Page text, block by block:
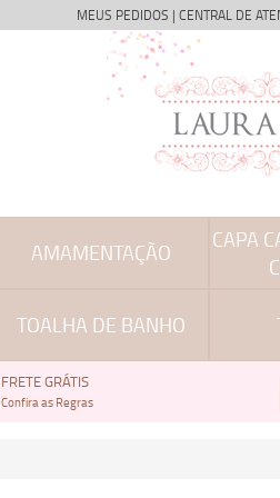
MEUS PEDIDOS | CENTRAL DE
AMAMENTAÇÃO
CAPA
TOALHA DE BANHO
FRETE GRÁTIS
Confira as Regras